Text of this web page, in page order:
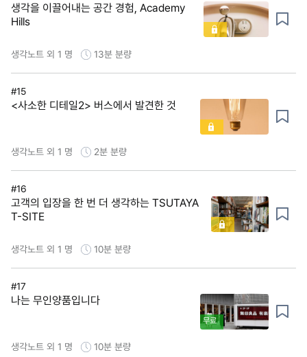
생각을 이끌어내는 공간 경험, Academy
Hills
생각노트 외 1 명 13분 분량
#15
<사소한 디테일2> 버스에서 발견한 것
생각노트 외 1 명 2분 분량
#16
고객의 입장을 한 번 더 생각하는 TSUTAYA
T-SITE
생각노트 외 1 명 10분 분량
#17
나는 무인양품입니다
무료
생각노트 외 1 명 10분 분량